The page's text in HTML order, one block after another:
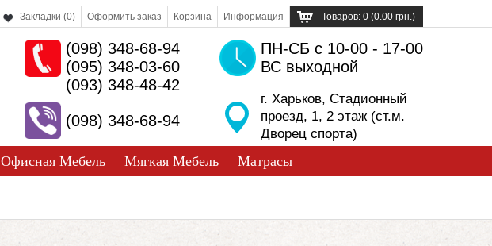
Товаров: 0 (0.00 грн.)
Информация
Корзина
Оформить заказ
Закладки (0)
ПН-СБ с 10-00 - 17-00
ВС выходной
г. Харьков, Стадионный
проезд, 1, 2 этаж (ст.м.
Дворец спорта)
(098) 348-68-94
(095) 348-03-60
(093) 348-48-42
(098) 348-68-94
Офисная Мебель Мягкая Мебель Матрасы